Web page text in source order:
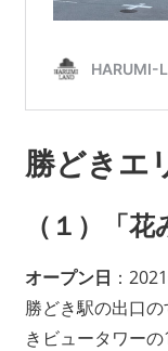
勝どきエ
（１） 「花
オープン日 ：
勝どき駅の出口
きビュータワー